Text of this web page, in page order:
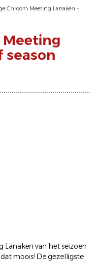
Chroom Meeting Lanaken -
season
Lanaken van het seizoen
moois! De gezelligste